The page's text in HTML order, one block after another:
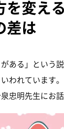
を変
差は
がある」とい
われています
忠明先生にお話